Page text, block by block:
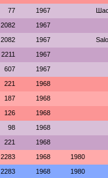
77 1967
2082 1967
2082 1967
2211 1967
607 1967
221 1968
187 1968
126 1968
98 1968
221 1968
2283 1968 1980
2283 1968 1980